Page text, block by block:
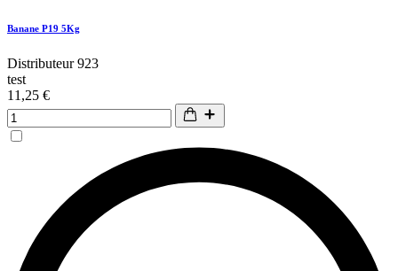
Banane P19 5Kg
Distributeur 923
test
11,25 €